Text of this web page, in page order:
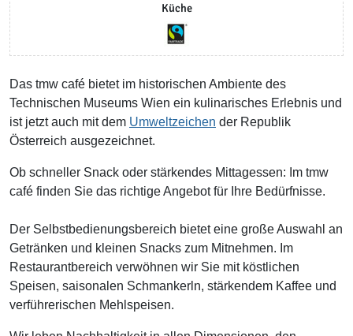
Küche
Das tmw café bietet im historischen Ambiente des
Technischen Museums Wien ein kulinarisches Erlebnis und
ist jetzt auch mit dem Umweltzeichen der Republik
Österreich ausgezeichnet.
Ob schneller Snack oder stärkendes Mittagessen: Im tmw
café finden Sie das richtige Angebot für Ihre Bedürfnisse.
Der Selbstbedienungsbereich bietet eine große Auswahl an
Getränken und kleinen Snacks zum Mitnehmen. Im
Restaurantbereich verwöhnen wir Sie mit köstlichen
Speisen, saisonalen Schmankerln, stärkendem Kaffee und
verführerischen Mehlspeisen.